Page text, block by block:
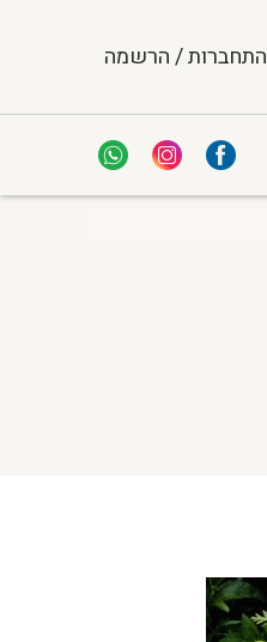
התחברות / הרשמה